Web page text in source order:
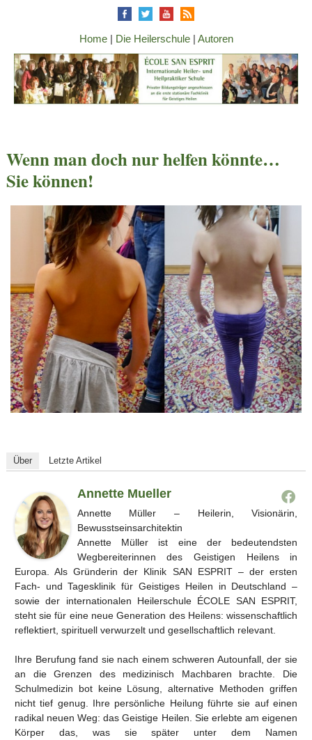
Home| Die Heilerschule| Autoren
Wenn man doch nur helfen könnte…
Sie können!
Über Letzte Artikel
Annette Mueller
Annette Müller – Heilerin, Visionärin,
Bewusstseinsarchitektin
Annette Müller ist eine der bedeutendsten
Wegbereiterinnen des Geistigen Heilens in
Europa. Als Gründerin der Klinik SAN ESPRIT – der ersten
Fach- und Tagesklinik für Geistiges Heilen in Deutschland –
sowie der internationalen Heilerschule ÉCOLE SAN ESPRIT,
steht sie für eine neue Generation des Heilens: wissenschaftlich
reflektiert, spirituell verwurzelt und gesellschaftlich relevant.
Ihre Berufung fand sie nach einem schweren Autounfall, der sie
an die Grenzen des medizinisch Machbaren brachte. Die
Schulmedizin bot keine Lösung, alternative Methoden griffen
nicht tief genug. Ihre persönliche Heilung führte sie auf einen
radikal neuen Weg: das Geistige Heilen. Sie erlebte am eigenen
Körper das, was sie später unter dem Namen